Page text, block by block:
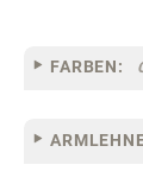
FARBEN: